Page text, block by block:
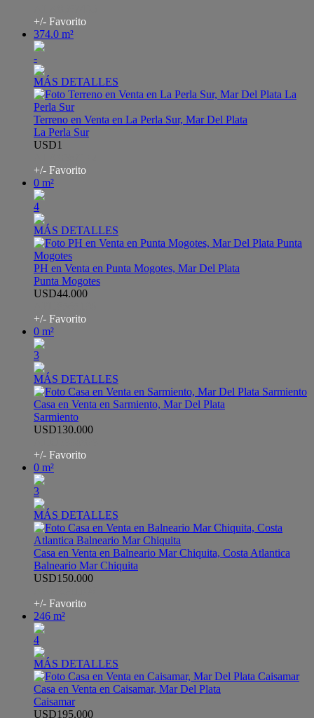
+/- Favorito
374.0 m²
-
MÁS DETALLES
Terreno en Venta en La Perla Sur, Mar Del Plata
La Perla Sur
USD1
+/- Favorito
0 m²
4
MÁS DETALLES
PH en Venta en Punta Mogotes, Mar Del Plata
Punta Mogotes
USD44.000
+/- Favorito
0 m²
3
MÁS DETALLES
Casa en Venta en Sarmiento, Mar Del Plata
Sarmiento
USD130.000
+/- Favorito
0 m²
3
MÁS DETALLES
Casa en Venta en Balneario Mar Chiquita, Costa Atlantica
Balneario Mar Chiquita
USD150.000
+/- Favorito
246 m²
4
MÁS DETALLES
Casa en Venta en Caisamar, Mar Del Plata
Caisamar
USD195.000